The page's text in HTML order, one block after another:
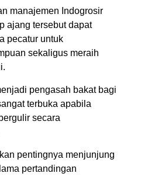
manajemen Indogrosir
ajang tersebut dapat
pecatur untuk
sekaligus meraih
pengasah bakat bagi
terbuka apabila
secara
pentingnya menjunjung
pertandingan